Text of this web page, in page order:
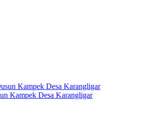
Kampek Desa Karangligar